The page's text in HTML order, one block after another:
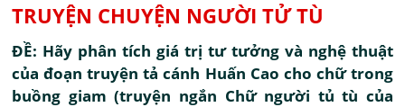
TRUYỆN CHUYỆN NGƯỜI TỬ TÙ
ĐỀ: Hãy phân tích giá trị tư tưởng và nghệ thuật
của đoạn truyện tả cánh Huấn Cao cho chữ trong
buồng giam (truyện ngắn Chữ người tủ tù của